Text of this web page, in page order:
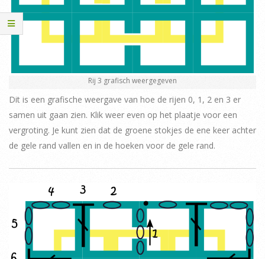
Rij 3 grafisch weergegeven
Dit is een grafische weergave van hoe de rijen 0, 1, 2 en 3 er
samen uit gaan zien. Klik weer even op het plaatje voor een
vergroting. Je kunt zien dat de groene stokjes de ene keer achter
de gele rand vallen en in de hoeken voor de gele rand.